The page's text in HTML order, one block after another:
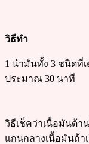
วิธีทำ
1 นำมันทั้ง 3 ชนิดที่
ประมาณ 30 นาที
วิธีเช็คว่าเนื้อมันด้า
แกนกลางเนื้อมันถ้